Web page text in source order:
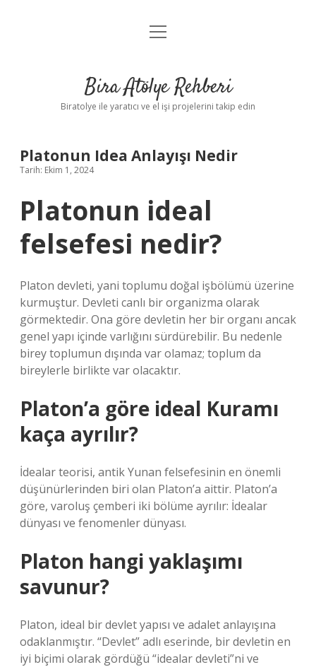
Anasayfa
Yasal Uyarı
menüyü
Bira Atölye Rehberi
Biratolye ile yaratıcı ve el işi projelerini takip edin
Platonun Idea Anlayışı Nedir
Tarih: Ekim 1, 2024
Platonun ideal
felsefesi nedir?
Platon devleti, yani toplumu doğal işbölümü üzerine
kurmuştur. Devleti canlı bir organizma olarak
görmektedir. Ona göre devletin her bir organı ancak
genel yapı içinde varlığını sürdürebilir. Bu nedenle
birey toplumun dışında var olamaz; toplum da
bireylerle birlikte var olacaktır.
Platon’a göre ideal Kuramı
kaça ayrılır?
İdealar teorisi, antik Yunan felsefesinin en önemli
düşünürlerinden biri olan Platon’a aittir. Platon’a
göre, varoluş çemberi iki bölüme ayrılır: İdealar
dünyası ve fenomenler dünyası.
Platon hangi yaklaşımı
savunur?
Platon, ideal bir devlet yapısı ve adalet anlayışına
odaklanmıştır. “Devlet” adlı eserinde, bir devletin en
iyi biçimi olarak gördüğü “idealar devleti”ni ve